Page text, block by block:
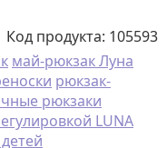
Код продукта: 105593
май-рюкзак Луна
рюкзак-
рюкзаки
LUNA